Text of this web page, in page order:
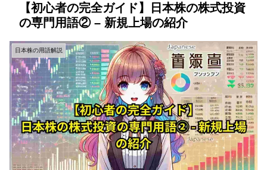
【初心者の完全ガイド】日本株の株式投資
の専門用語② – 新規上場の紹介
日本株の用語解説